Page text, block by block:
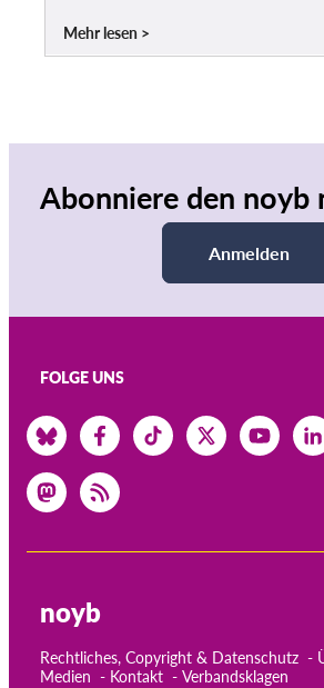
Mehr lesen
Abonniere den noyb
Anmelden
FOLGE UNS
noyb
Rechtliches, Copyright & Datenschutz
Medien
Kontakt Verbandsklagen